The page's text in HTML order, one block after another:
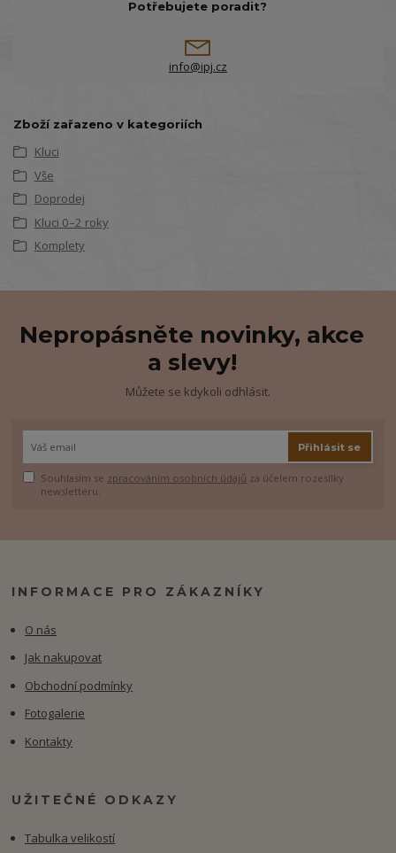
Potřebujete poradit?
info@ipj.cz
Zboží zařazeno v kategoriích
Kluci
Vše
Doprodej
Kluci 0–2 roky
Komplety
Nepropásněte novinky, akce
a slevy!
Můžete se kdykoli odhlásit.
Přihlásit se
Souhlasím se zpracováním osobních údajů za účelem rozesílky
newsletteru.
INFORMACE PRO ZÁKAZNÍKY
O nás
Jak nakupovat
Obchodní podmínky
Fotogalerie
Kontakty
UŽITEČNÉ ODKAZY
Tabulka velikostí